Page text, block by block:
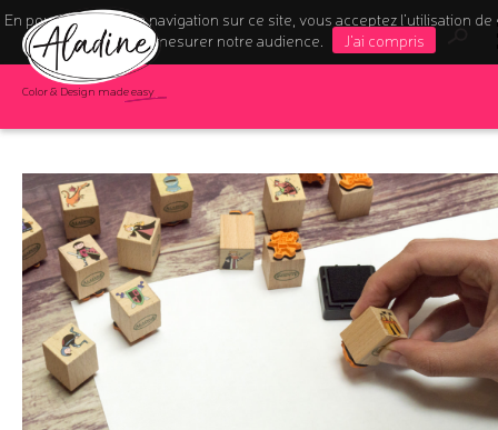
En poursuivant votre navigation sur ce site, vous acceptez l’utilisation de
pour mesurer notre audience.
J'ai compris
Color & Design made easy